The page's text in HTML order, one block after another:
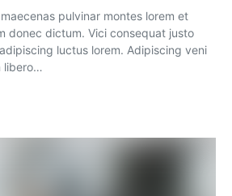
pulvinar montes lorem et
donec dictum. Vici consequat justo
luctus lorem. Adipiscing veni
libero…